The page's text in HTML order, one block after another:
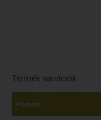
Termék variációk
Produkt